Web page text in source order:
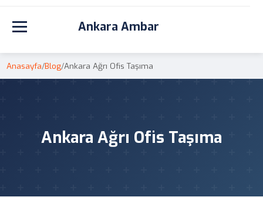
Toggle navigationAnkara Ambar
Anasayfa/Blog/Ankara Ağrı Ofis Taşıma
Ankara Ağrı Ofis Taşıma